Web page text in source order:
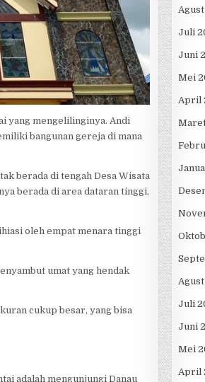
yang mengelilinginya. Andi
bangunan gereja di mana
berada di tengah Desa Wisata
berada di area dataran tinggi,
oleh empat menara tinggi
umat yang hendak
cukup besar, yang bisa
adalah mengunjungi Danau
Juli
Juni
Mei
April
Juli
Juni
Mei
April